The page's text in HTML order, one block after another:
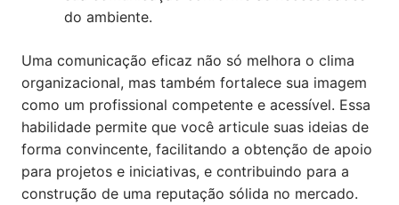
do ambiente.
Uma comunicação eficaz não só melhora o clima
organizacional, mas também fortalece sua imagem
como um profissional competente e acessível. Essa
habilidade permite que você articule suas ideias de
forma convincente, facilitando a obtenção de apoio
para projetos e iniciativas, e contribuindo para a
construção de uma reputação sólida no mercado.